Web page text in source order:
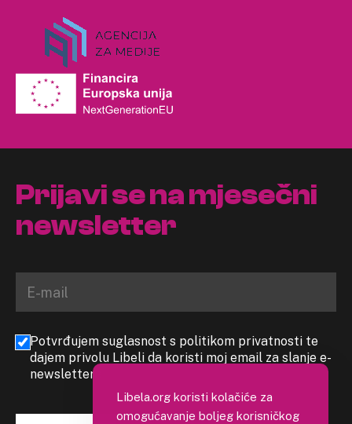
Prijavi se na mjesečni
newsletter
Potvrđujem suglasnost s politikom privatnosti te
dajem privolu Libeli da koristi moj email za slanje e-
newslettera
Libela.org koristi kolačiće za
omogućavanje boljeg korisničkog